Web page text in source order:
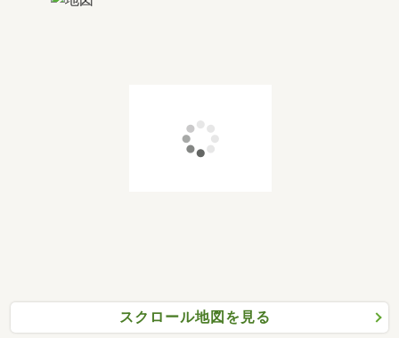
スクロール地図を見る